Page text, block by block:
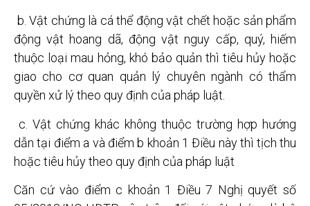
b. Vật chứng là cá thể động vật chết hoặc sản phẩm
động vật hoang dã, động vật nguy cấp, quý, hiếm
thuộc loại mau hỏng, khó bảo quản thì tiêu hủy hoặc
giao cho cơ quan quản lý chuyên ngành có thẩm
quyền xử lý theo quy định của pháp luật.
c. Vật chứng khác không thuộc trường hợp hướng
dẫn tại điểm a và điểm b khoản 1 Điều này thì tịch thu
hoặc tiêu hủy theo quy định của pháp luật
Căn cứ vào điểm c khoản 1 Điều 7 Nghị quyết số